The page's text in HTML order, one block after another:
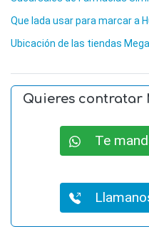
Que lada usar para marcar a
Ubicación de las tiendas
Quieres contratar
Te